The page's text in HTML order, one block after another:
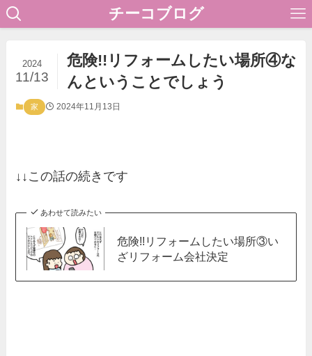
チーコブログ
危険!!リフォームしたい場所④な
んということでしょう
2024
11/13
家 2024年11月13日
↓↓この話の続きです
あわせて読みたい
危険!!リフォームしたい場所③い
ざリフォーム会社決定